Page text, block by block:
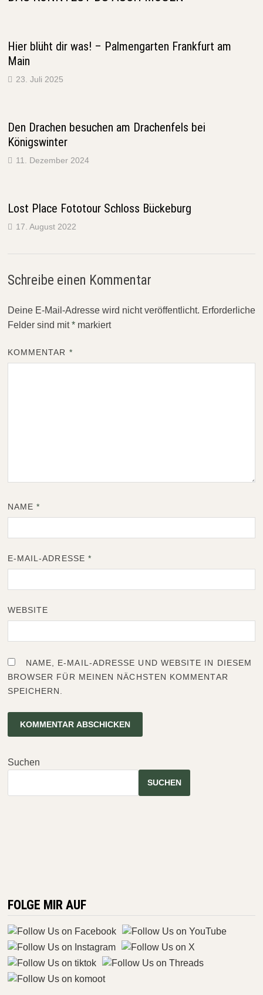
Hier blüht dir was! – Palmengarten Frankfurt am
Main
23. Juli 2025
Den Drachen besuchen am Drachenfels bei
Königswinter
11. Dezember 2024
Lost Place Fototour Schloss Bückeburg
17. August 2022
Schreibe einen Kommentar
Deine E-Mail-Adresse wird nicht veröffentlicht. Erforderliche
Felder sind mit*markiert
KOMMENTAR *
NAME*
E-MAIL-ADRESSE *
WEBSITE
NAME, E-MAIL-ADRESSE UND WEBSITE IN DIESEM
BROWSER FÜR MEINEN NÄCHSTEN KOMMENTAR
SPEICHERN.
Suchen
SUCHEN
FOLGE MIR AUF